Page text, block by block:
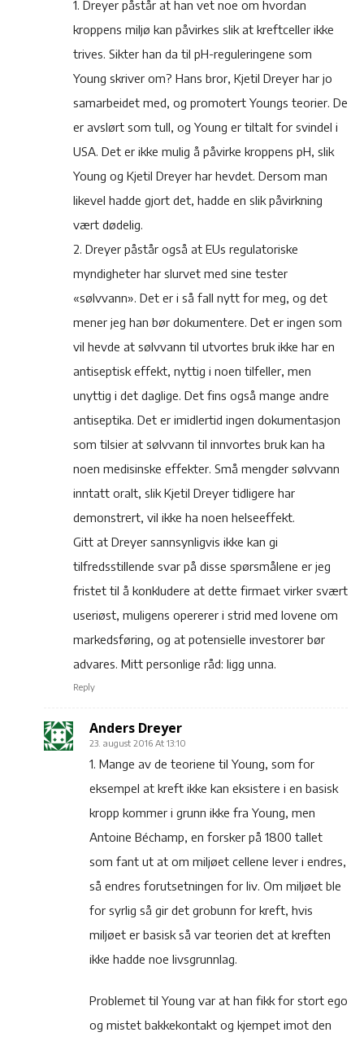
1. Dreyer påstår at han vet noe om hvordan
kroppens miljø kan påvirkes slik at kreftceller ikke
trives. Sikter han da til pH-reguleringene som
Young skriver om? Hans bror, Kjetil Dreyer har jo
samarbeidet med, og promotert Youngs teorier. De
er avslørt som tull, og Young er tiltalt for svindel i
USA. Det er ikke mulig å påvirke kroppens pH, slik
Young og Kjetil Dreyer har hevdet. Dersom man
likevel hadde gjort det, hadde en slik påvirkning
vært dødelig.
2. Dreyer påstår også at EUs regulatoriske
myndigheter har slurvet med sine tester
«sølvvann». Det er i så fall nytt for meg, og det
mener jeg han bør dokumentere. Det er ingen som
vil hevde at sølvvann til utvortes bruk ikke har en
antiseptisk effekt, nyttig i noen tilfeller, men
unyttig i det daglige. Det fins også mange andre
antiseptika. Det er imidlertid ingen dokumentasjon
som tilsier at sølvvann til innvortes bruk kan ha
noen medisinske effekter. Små mengder sølvvann
inntatt oralt, slik Kjetil Dreyer tidligere har
demonstrert, vil ikke ha noen helseeffekt.
Gitt at Dreyer sannsynligvis ikke kan gi
tilfredsstillende svar på disse spørsmålene er jeg
fristet til å konkludere at dette firmaet virker svært
useriøst, muligens opererer i strid med lovene om
markedsføring, og at potensielle investorer bør
advares. Mitt personlige råd: ligg unna.
Reply
Anders Dreyer
23. august 2016 At 13:10
1. Mange av de teoriene til Young, som for
eksempel at kreft ikke kan eksistere i en basisk
kropp kommer i grunn ikke fra Young, men
Antoine Béchamp, en forsker på 1800 tallet
som fant ut at om miljøet cellene lever i endres,
så endres forutsetningen for liv. Om miljøet ble
for syrlig så gir det grobunn for kreft, hvis
miljøet er basisk så var teorien det at kreften
ikke hadde noe livsgrunnlag.
Problemet til Young var at han fikk for stort ego
og mistet bakkekontakt og kjempet imot den